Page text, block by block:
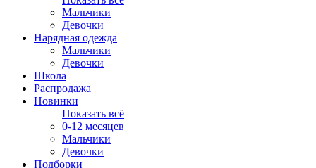
Мальчики
Девочки
Нарядная одежда
Мальчики
Девочки
Школа
Распродажа
Новинки
Показать всё
0-12 месяцев
Мальчики
Девочки
Подборки